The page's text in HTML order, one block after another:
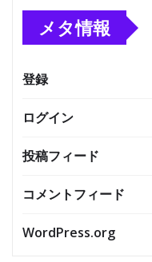
メタ情報
登録
ログイン
投稿フィード
コメントフィード
WordPress.org